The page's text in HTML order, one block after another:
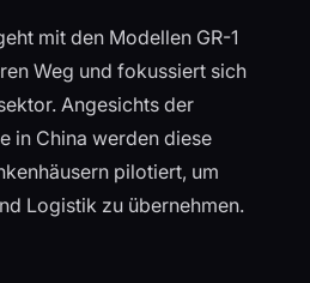
mit den Modellen GR-1
Weg und fokussiert sich
Angesichts der
in China werden diese
pilotiert, um
Logistik zu übernehmen.